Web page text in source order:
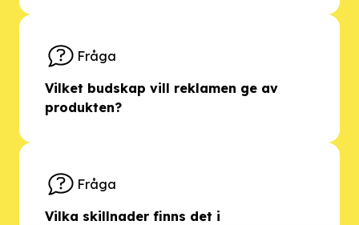
Fråga
Vilket budskap vill reklamen ge av
produkten?
Fråga
Vilka skillnader finns det i